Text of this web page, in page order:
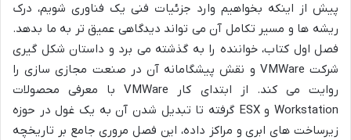
پیش از اینکه بخواهیم وارد جزئیات فنی یک فناوری شویم، درک
ریشه ها و مسیر تکامل آن می تواند دیدگاهی عمیق تر به ما بدهد.
فصل اول کتاب، خواننده را به گذشته می برد و داستان شکل گیری
شرکت VMWare و نقش پیشگامانه آن در صنعت مجازی سازی را
روایت می کند. از ابتدای کار VMWare با معرفی محصولات
Workstation و ESX گرفته تا تبدیل شدن آن به یک غول در حوزه
زیرساخت های ابری و مراکز داده، این فصل مروری جامع بر تاریخچه